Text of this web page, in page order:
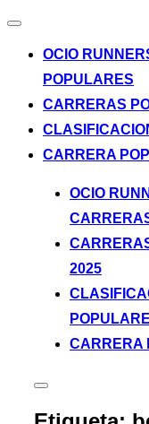
Alternar
navegación
OCIO
POPULARES
CARRERAS
CARRERA
OCIO
2025
CARRERA
Alternar
barra